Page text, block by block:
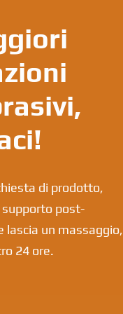
di prodotto,
post-
lascia un massaggio,
24 ore.